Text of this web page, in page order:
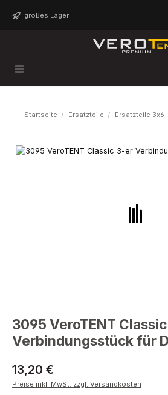
Zum Hauptinhalt springen
großes Lager
Startseite / Ersatzteile / Ersatzteile 3x6
Bildergalerie überspringen
3095 VeroTENT
Verbindungsstück für
Regulärer Preis:
13,20 €
Preise inkl. MwSt. zzgl. Versandkosten